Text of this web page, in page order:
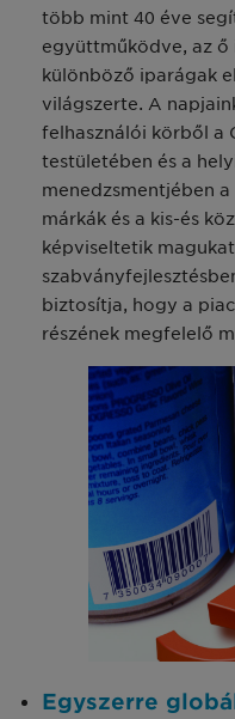
több mint 40 éve
együttműködve, az ő
különböző iparágak
világszerte. A
felhasználói körből a
testületében és a
menedzsmentjében
márkák és a kis-és
képviseltetik
biztosítja, hogy a
részének megfelelő
Egyszerre